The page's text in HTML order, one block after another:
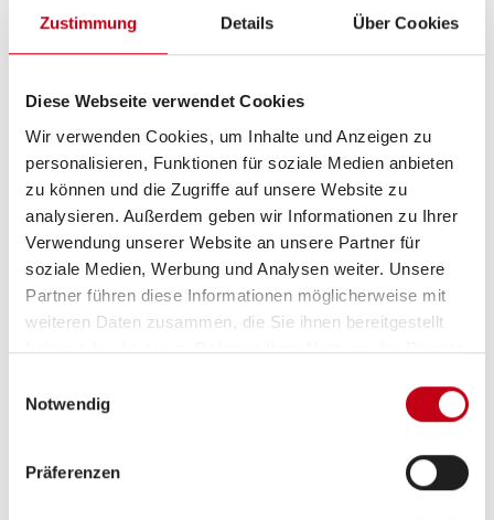
Zustimmung Details Über Cookies
Diese Webseite verwendet Cookies
Wir verwenden Cookies, um Inhalte und Anzeigen zu
personalisieren, Funktionen für soziale Medien anbieten
zu können und die Zugriffe auf unsere Website zu
analysieren. Außerdem geben wir Informationen zu Ihrer
Verwendung unserer Website an unsere Partner für
soziale Medien, Werbung und Analysen weiter. Unsere
Partner führen diese Informationen möglicherweise mit
weiteren Daten zusammen, die Sie ihnen bereitgestellt
haben oder die sie im Rahmen Ihrer Nutzung der Dienste
Notwendig
Präferenzen
Aufbau
GFK-Dach
Küche
Kompressor-Kühlschrank
WC